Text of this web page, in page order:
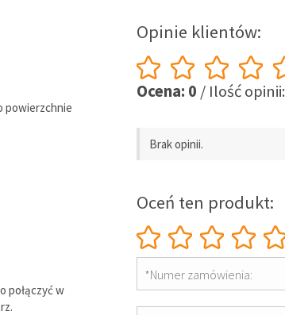
powierzchnie
połączyć w
Opinie klientów:
Ocena: 0 / Ilość opinii:
Brak opinii.
Oceń ten produkt:
*Numer zamówienia: